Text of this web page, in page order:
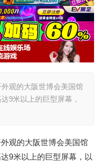
观的大阪世博会美国馆
9米以上的巨型屏幕，
观的大阪世博会美国馆
9米以上的巨型屏幕，以